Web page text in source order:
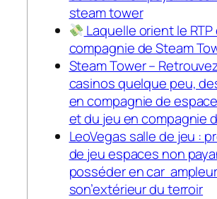
steam tower
Laquelle orient le RTP
compagnie de Steam
Steam Tower –
casinos quelque peu,
en compagnie de
et du jeu en compagnie
LeoVegas salle de jeu :
de jeu espaces non
posséder en car ampleur
son’extérieur du terroir